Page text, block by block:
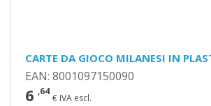
CARTE DA GIOCO MILANESI IN
EAN: 8001097150090
6 ,64
€ IVA escl.